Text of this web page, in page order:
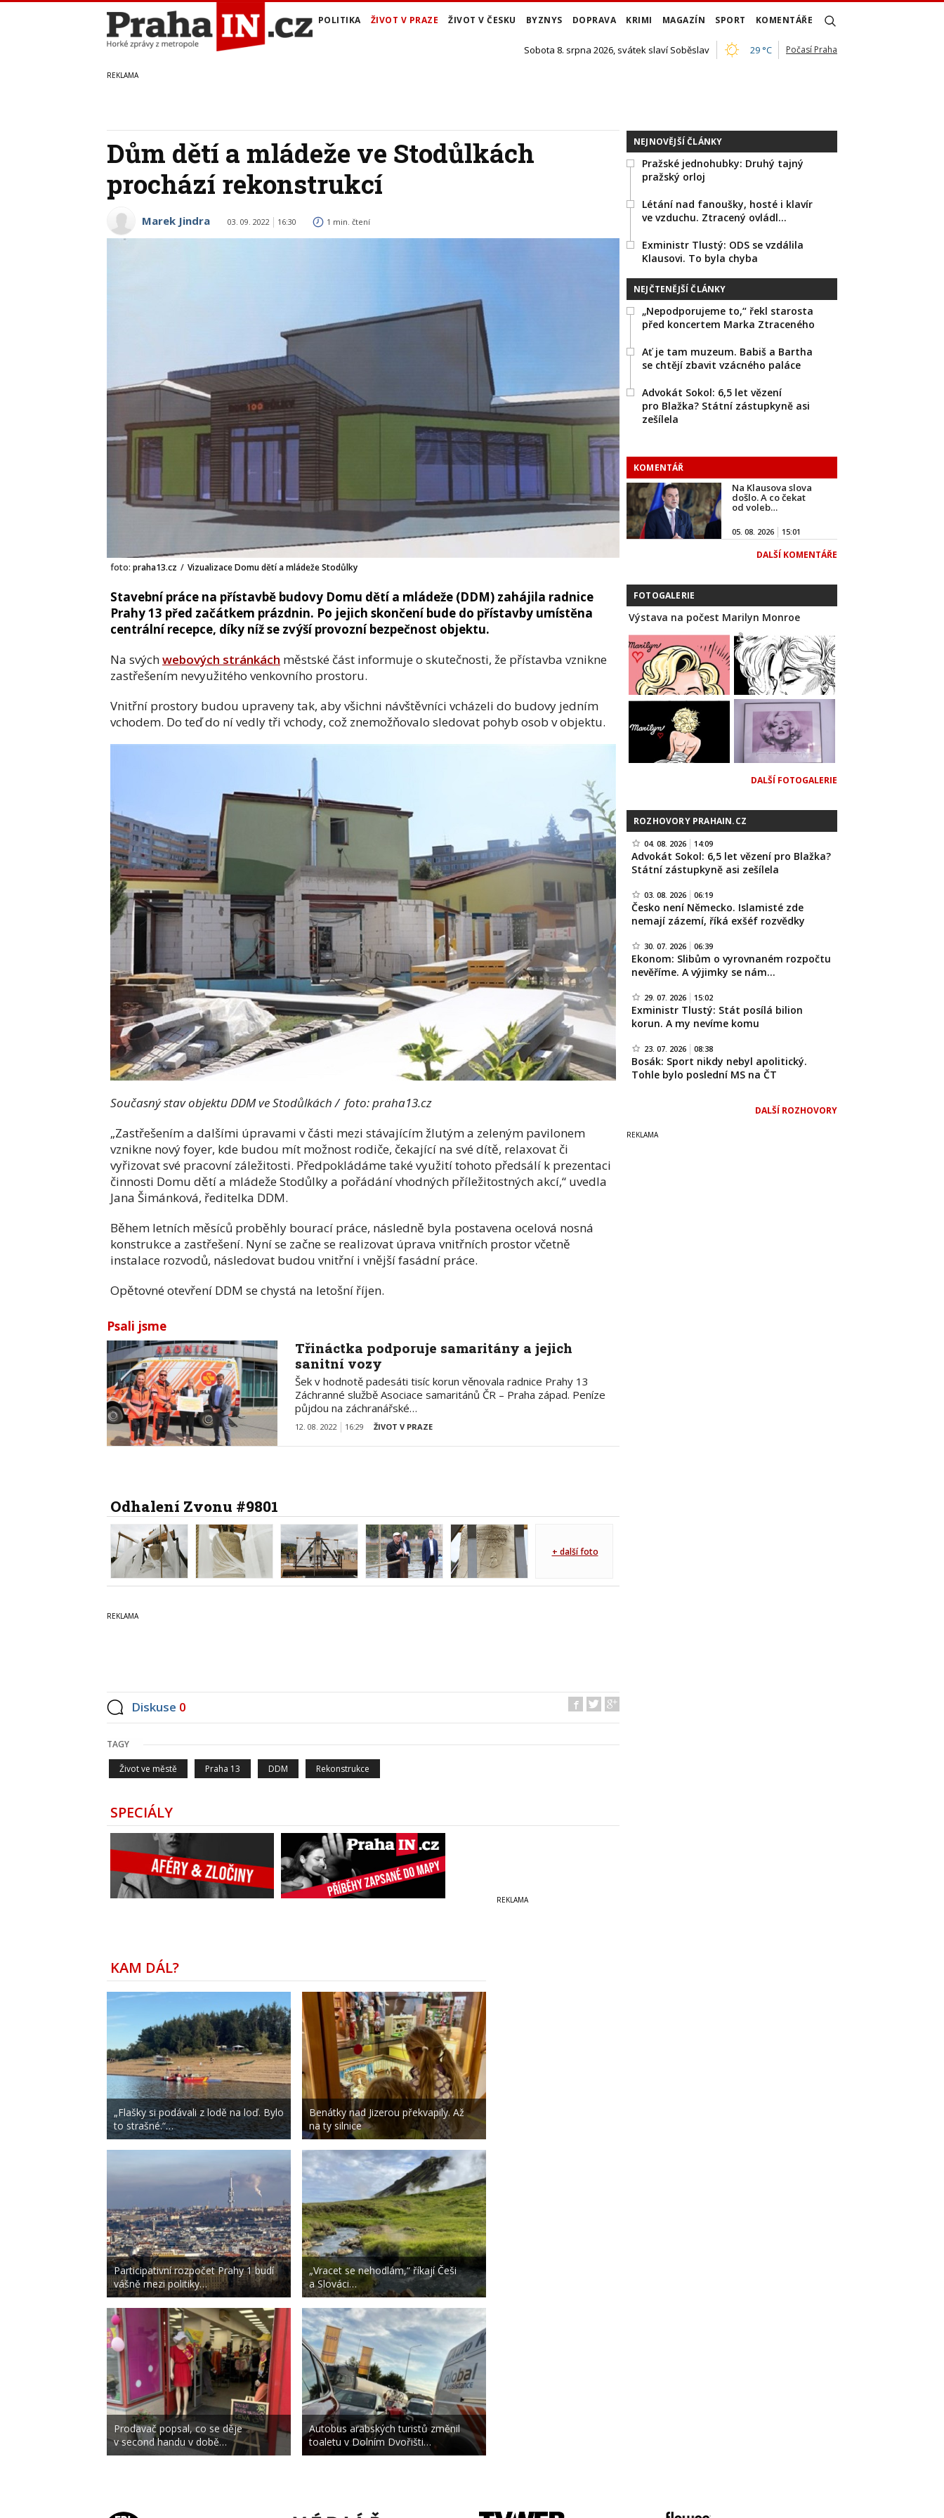
POLITIKA ŽIVOT V PRAZE ŽIVOT V ČESKU BYZNYS DOPRAVA KRIMI MAGAZÍN SPORT KOMENTÁŘE
Sobota 8. srpna 2026, svátek slaví Soběslav 29 °C Počasí Praha
Dům dětí a mládeže ve Stodůlkách
prochází rekonstrukcí
Marek Jindra 03. 09. 2022 16:30 1 min. čtení
foto: praha13.cz / Vizualizace Domu dětí a mládeže Stodůlky
Stavební práce na přístavbě budovy Domu dětí a mládeže (DDM) zahájila radnice
Prahy 13 před začátkem prázdnin. Po jejich skončení bude do přístavby umístěna
centrální recepce, díky níž se zvýší provozní bezpečnost objektu.
Na svýchwebových stránkách městské část informuje o skutečnosti, že přístavba vznikne
zastřešením nevyužitého venkovního prostoru.
Vnitřní prostory budou upraveny tak, aby všichni návštěvníci vcházeli do budovy jedním
vchodem. Do teď do ní vedly tři vchody, což znemožňovalo sledovat pohyb osob v objektu.
Současný stav objektu DDM ve Stodůlkách / foto: praha13.cz
„Zastřešením a dalšími úpravami v části mezi stávajícím žlutým a zeleným pavilonem
vznikne nový foyer, kde budou mít možnost rodiče, čekající na své dítě, relaxovat či
vyřizovat své pracovní záležitosti. Předpokládáme také využití tohoto předsálí k prezentaci
činnosti Domu dětí a mládeže Stodůlky a pořádání vhodných příležitostných akcí,“ uvedla
Jana Šimánková, ředitelka DDM.
Během letních měsíců proběhly bourací práce, následně byla postavena ocelová nosná
konstrukce a zastřešení. Nyní se začne se realizovat úprava vnitřních prostor včetně
instalace rozvodů, následovat budou vnitřní i vnější fasádní práce.
Opětovné otevření DDM se chystá na letošní říjen.
Psali jsme
Třináctka podporuje samaritány a jejich
sanitní vozy
Šek v hodnotě padesáti tisíc korun věnovala radnice Prahy 13
Záchranné službě Asociace samaritánů ČR – Praha západ. Peníze
půjdou na záchranářské…
12. 08. 2022 16:29 ŽIVOT V PRAZE
Odhalení Zvonu #9801
+ další foto
Diskuse 0
TAGY
Život ve městě Praha 13 DDM Rekonstrukce
SPECIÁLY
NEJNOVĚJŠÍ ČLÁNKY
Pražské jednohubky: Druhý tajný
pražský orloj
Létání nad fanoušky, hosté i klavír
ve vzduchu. Ztracený ovládl…
Exministr Tlustý: ODS se vzdálila
Klausovi. To byla chyba
NEJČTENĚJŠÍ ČLÁNKY
„Nepodporujeme to,“ řekl starosta
před koncertem Marka Ztraceného
Ať je tam muzeum. Babiš a Bartha
se chtějí zbavit vzácného paláce
Advokát Sokol: 6,5 let vězení
pro Blažka? Státní zástupkyně asi
zešílela
KOMENTÁŘ
Na Klausova slova
došlo. A co čekat
od voleb…
05. 08. 2026 15:01
DALŠÍ KOMENTÁŘE
FOTOGALERIE
Výstava na počest Marilyn Monroe
DALŠÍ FOTOGALERIE
ROZHOVORY PRAHAIN.CZ
04. 08. 2026 14:09
Advokát Sokol: 6,5 let vězení pro Blažka?
Státní zástupkyně asi zešílela
03. 08. 2026 06:19
Česko není Německo. Islamisté zde
nemají zázemí, říká exšéf rozvědky
30. 07. 2026 06:39
Ekonom: Slibům o vyrovnaném rozpočtu
nevěříme. A výjimky se nám…
29. 07. 2026 15:02
Exministr Tlustý: Stát posílá bilion
korun. A my nevíme komu
23. 07. 2026 08:38
Bosák: Sport nikdy nebyl apolitický.
Tohle bylo poslední MS na ČT
DALŠÍ ROZHOVORY
KAM DÁL?
„Flašky si podávali z lodě na loď. Bylo
to strašné.“…
Participativní rozpočet Prahy 1 budí
vášně mezi politiky…
Prodavač popsal, co se děje
v second handu v době…
Benátky nad Jizerou překvapily. Až
na ty silnice
„Vracet se nehodlám,“ říkají Češi
a Slováci…
Autobus arabských turistů změnil
toaletu v Dolním Dvořišti…